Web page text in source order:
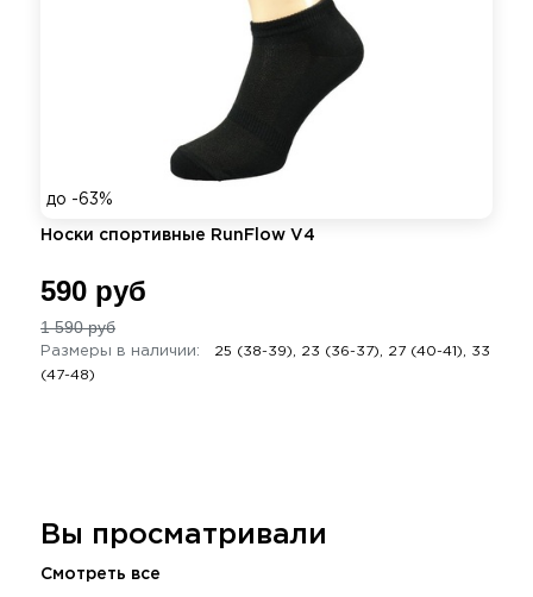
до -63%
Носки спортивные RunFlow V4
590 руб
1 590 руб
Размеры в наличии:
25 (38-39), 23 (36-37), 27 (40-41), 33
(47-48)
Вы просматривали
Смотреть все